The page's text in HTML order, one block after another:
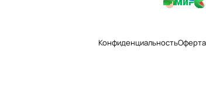
КонфиденциальностьОферта